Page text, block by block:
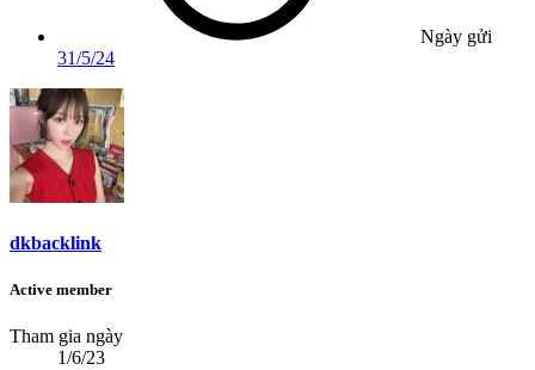
Ngày gửi
31/5/24
dkbacklink
Active member
Tham gia ngày
1/6/23